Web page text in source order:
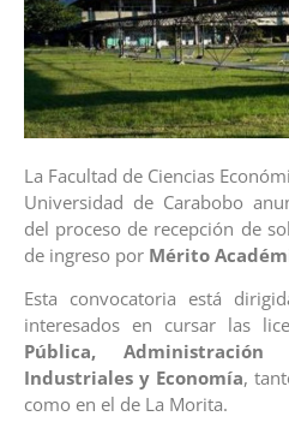
La Facultad de Ciencias
Universidad de Carabobo
del proceso de recepción de
de ingreso por Mérito
Esta convocatoria está
interesados en cursar las
Pública, Administración
Industriales y Economía,
como en el de La Morita.